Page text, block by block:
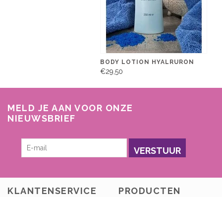
BODY LOTION HYALRURON
€29,50
MELD JE AAN VOOR ONZE
NIEUWSBRIEF
VERSTUUR
KLANTENSERVICE PRODUCTEN